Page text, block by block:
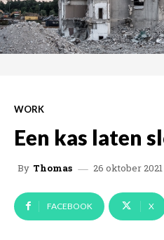
WORK
Een kas laten
By Thomas 26 oktober 2021
FACEBOOK X